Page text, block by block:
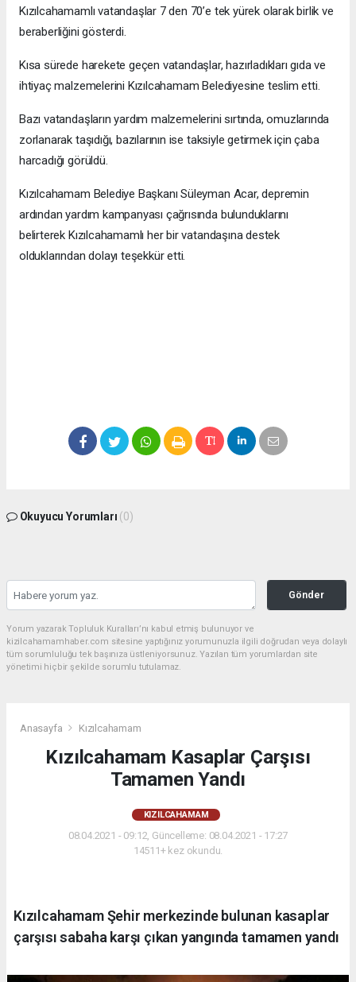
Kızılcahamamlı vatandaşlar 7 den 70’e tek yürek olarak birlik ve
beraberliğini gösterdi.
Kısa sürede harekete geçen vatandaşlar, hazırladıkları gıda ve
ihtiyaç malzemelerini Kızılcahamam Belediyesine teslim etti.
Bazı vatandaşların yardım malzemelerini sırtında, omuzlarında
zorlanarak taşıdığı, bazılarının ise taksiyle getirmek için çaba
harcadığı görüldü.
Kızılcahamam Belediye Başkanı Süleyman Acar, depremin
ardından yardım kampanyası çağrısında bulunduklarını
belirterek Kızılcahamamlı her bir vatandaşına destek
olduklarından dolayı teşekkür etti.
Okuyucu Yorumları (0)
Gönder
Yorum yazarak Topluluk Kuralları’nı kabul etmiş bulunuyor ve
kizilcahamamhaber.com sitesine yaptığınız yorumunuzla ilgili doğrudan veya dolaylı
tüm sorumluluğu tek başınıza üstleniyorsunuz. Yazılan tüm yorumlardan site
yönetimi hiçbir şekilde sorumlu tutulamaz.
Anasayfa Kızılcahamam
Kızılcahamam Kasaplar Çarşısı
Tamamen Yandı
KIZILCAHAMAM
08.04.2021 - 09:12, Güncelleme: 08.04.2021 - 17:27
14511+ kez okundu.
Kızılcahamam Şehir merkezinde bulunan kasaplar
çarşısı sabaha karşı çıkan yangında tamamen yandı